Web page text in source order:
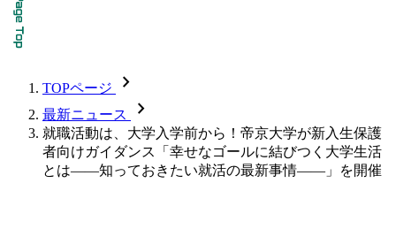
TOPページ chevron_forward
最新ニュース chevron_forward
就職活動は、大学入学前から！帝京大学が新入生保護
者向けガイダンス「幸せなゴールに結びつく大学生活
とは――知っておきたい就活の最新事情――」を開催